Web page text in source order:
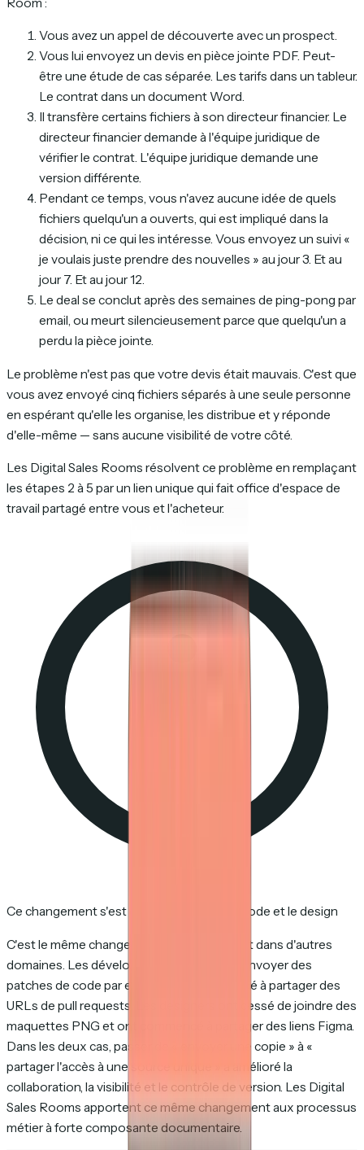
Vous avez un appel de découverte avec un prospect.
Vous lui envoyez un devis en pièce jointe PDF. Peut-
être une étude de cas séparée. Les tarifs dans un tableur.
Le contrat dans un document Word.
Il transfère certains fichiers à son directeur financier. Le
directeur financier demande à l'équipe juridique de
vérifier le contrat. L'équipe juridique demande une
version différente.
Pendant ce temps, vous n'avez aucune idée de quels
fichiers quelqu'un a ouverts, qui est impliqué dans la
décision, ni ce qui les intéresse. Vous envoyez un suivi «
je voulais juste prendre des nouvelles » au jour 3. Et au
jour 7. Et au jour 12.
Le deal se conclut après des semaines de ping-pong par
email, ou meurt silencieusement parce que quelqu'un a
perdu la pièce jointe.
Le problème n'est pas que votre devis était mauvais. C'est que
vous avez envoyé cinq fichiers séparés à une seule personne
en espérant qu'elle les organise, les distribue et y réponde
d'elle-même — sans aucune visibilité de votre côté.
Les Digital Sales Rooms résolvent ce problème en remplaçant
les étapes 2 à 5 par un lien unique qui fait office d'espace de
travail partagé entre vous et l'acheteur.
Ce changement s'est déjà produit dans le code et le design
C'est le même changement qui s'est produit dans d'autres
domaines. Les développeurs ont cessé d'envoyer des
patches de code par email et ont commencé à partager des
URLs de pull requests. Les designers ont cessé de joindre des
maquettes PNG et ont commencé à partager des liens Figma.
Dans les deux cas, passer de « envoyer une copie » à «
partager l'accès à une source unique » a amélioré la
collaboration, la visibilité et le contrôle de version. Les Digital
Sales Rooms apportent ce même changement aux processus
métier à forte composante documentaire.